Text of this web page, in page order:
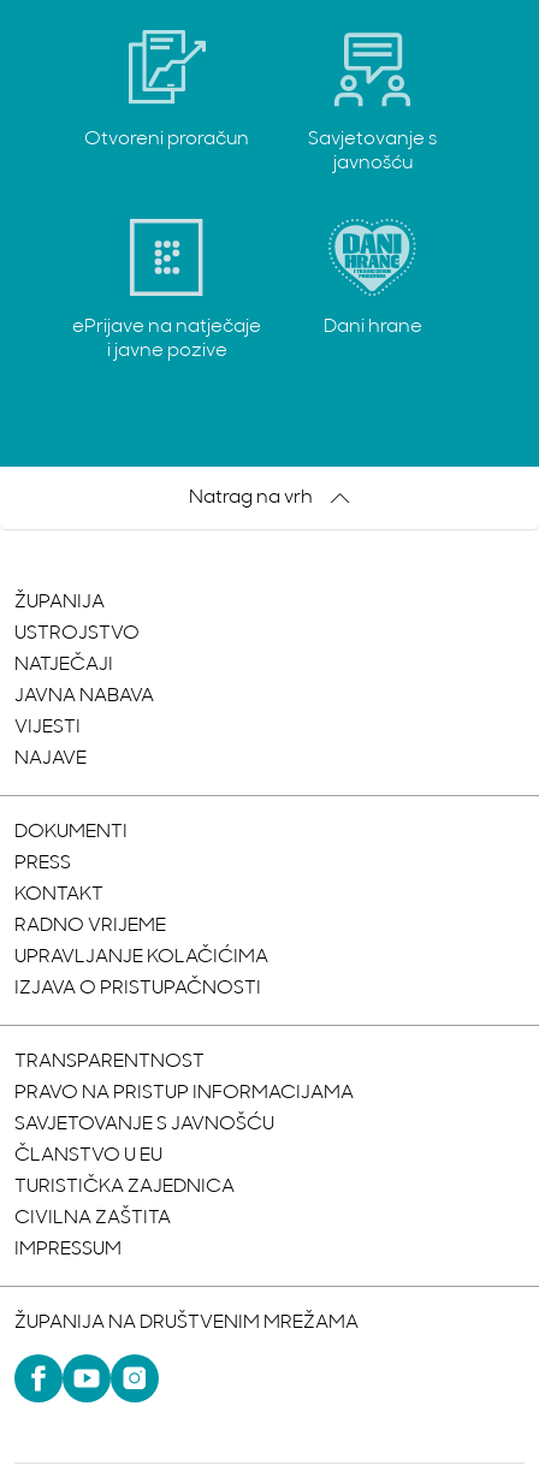
Otvoreni proračun
Savjetovanje s
javnošću
ePrijave na natječaje
i javne pozive
Dani hrane
Natrag na vrh
ŽUPANIJA
USTROJSTVO
NATJEČAJI
JAVNA NABAVA
VIJESTI
NAJAVE
DOKUMENTI
PRESS
KONTAKT
RADNO VRIJEME
UPRAVLJANJE KOLAČIĆIMA
IZJAVA O PRISTUPAČNOSTI
TRANSPARENTNOST
PRAVO NA PRISTUP INFORMACIJAMA
SAVJETOVANJE S JAVNOŠĆU
ČLANSTVO U EU
TURISTIČKA ZAJEDNICA
CIVILNA ZAŠTITA
IMPRESSUM
ŽUPANIJA NA DRUŠTVENIM MREŽAMA